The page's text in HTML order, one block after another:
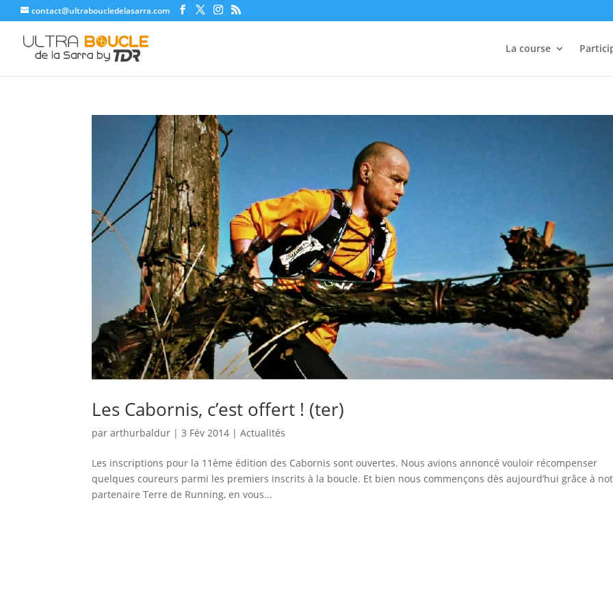
contact@ultraboucledelasarra.com
La course
Les Cabornis, c’est offert ! (ter)
pararthurbaldur |3 Fév 2014 |Actualités
Les inscriptions pour la 11ème édition des Cabornis sont ouvertes. Nous avions annoncé vouloir récompenser
quelques coureurs parmi les premiers inscrits à la boucle. Et bien nous commençons dès aujourd’hui grâce à
partenaire Terre de Running, en vous...